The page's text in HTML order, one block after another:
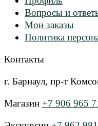
Вопросы и
Мои заказы
Политика
Контакты
г. Барнаул, пр-т
Магазин +7 906 965